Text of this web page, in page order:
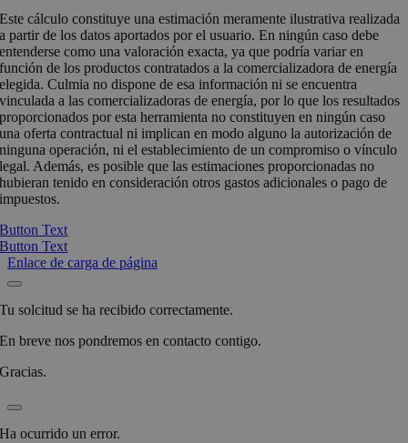
Este cálculo constituye una estimación meramente ilustrativa realizada
a partir de los datos aportados por el usuario. En ningún caso debe
entenderse como una valoración exacta, ya que podría variar en
función de los productos contratados a la comercializadora de energía
elegida. Culmia no dispone de esa información ni se encuentra
vinculada a las comercializadoras de energía, por lo que los resultados
proporcionados por esta herramienta no constituyen en ningún caso
una oferta contractual ni implican en modo alguno la autorización de
ninguna operación, ni el establecimiento de un compromiso o vínculo
legal. Además, es posible que las estimaciones proporcionadas no
hubieran tenido en consideración otros gastos adicionales o pago de
impuestos.
Button Text
Button Text
Enlace de carga de página
Tu solcitud se ha recibido correctamente.
En breve nos pondremos en contacto contigo.
Gracias.
Ha ocurrido un error.